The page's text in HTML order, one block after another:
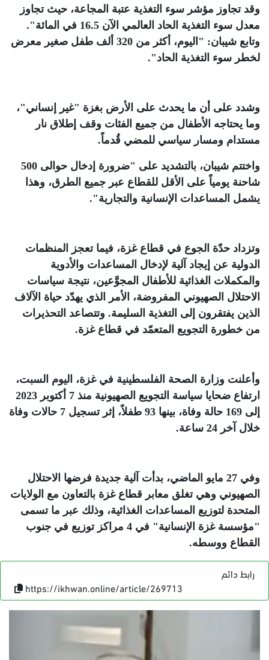
وقد تجاوز مؤشر سوء التغذية عتبة المجاعة، حيث تجاوز
معدل سوء التغذية الحاد العالمي الآن 16.5 في المائة".
وتابع شيبان: "اليوم، أكثر من 320 ألف طفل صغير معرض
لخطر سوء التغذية الحاد".
وشدد على أن ما يحدث على الأرض بغزة "غير إنساني"،
وما يحتاجه الأطفال من جميع الفئات وقف إطلاق نار
مستدام ومسار سياسي للمضي قُدماً.
واختتم شيبان، بالتشديد على "ضرورة إدخال حوالى 500
شاحنة يومياً على الأقل للقطاع عبر جميع الطرق، وهذا
يشمل المساعدات الإنسانية والتجارية".
وتزداد حدّة الجوع في قطاع غزة، فيما تعجز المنظمات
الدولية عن إيجاد آلية لإدخال المساعدات والأدوية
والمكملات الغذائية للأطفال المجوَّعين، نتيجة سياسات
الاحتلال الصهيوني المفروضة، الأمر الذي يهدّد حياة الآلاف
الذين يفتقرون إلى التغذية السليمة. وتتصاعد التحذيرات
من خطورة التجويع المتعمّد في قطاع غزة.
وأعلنت وزارة الصحة الفلسطينية في غزة، اليوم السبت،
ارتفاع ضحايا سياسة التجويع الصهيونية منذ 7 أكتوبر 2023
إلى 169 حالة وفاة، بينها 93 طفلاً، إثر تسجيل 7 حالات وفاة
خلال آخر 24 ساعة
.
وفي 27 مايو الماضي، بدأت آلية جديدة فرضها الاحتلال
الصهيوني وهي تغلق معابر قطاع غزة بالتعاون مع الولايات
المتحدة لتوزيع المساعدات الغذائية، وذلك عبر ما تسمى
"مؤسسة غزة الإنسانية" في 4 مراكز توزيع في جنوب
القطاع ووسطه.
رابط دائم
https://ikhwan.online/article/269713